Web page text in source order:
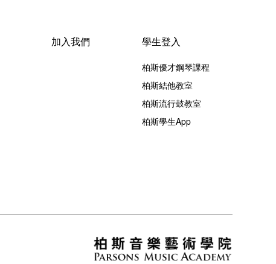
加入我們 學生登入
柏斯優才鋼琴課程
柏斯結他教室
柏斯流行鼓教室
柏斯學生App